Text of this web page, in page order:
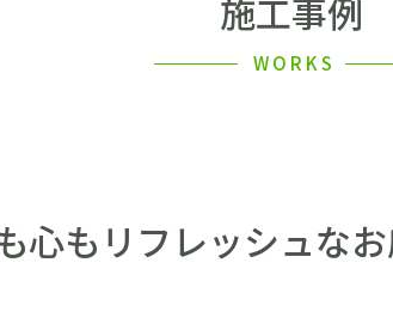
別 荘
施工事例
WORKS
心もリフレッシュな